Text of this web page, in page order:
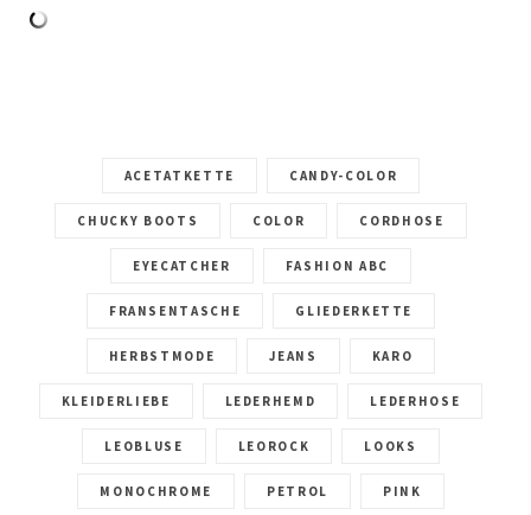
ACETATKETTE CANDY-COLOR
CHUCKY BOOTS COLOR CORDHOSE
EYECATCHER FASHION ABC
FRANSENTASCHE GLIEDERKETTE
HERBSTMODE JEANS KARO
KLEIDERLIEBE LEDERHEMD LEDERHOSE
LEOBLUSE LEOROCK LOOKS
MONOCHROME PETROL PINK